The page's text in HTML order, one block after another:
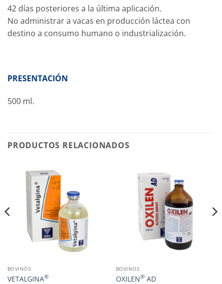
42 días posteriores a la última aplicación.
No administrar a vacas en producción láctea con
destino a consumo humano o industrialización.
PRESENTACIÓN
500 ml.
PRODUCTOS RELACIONADOS
BOVINOS
VETALGINA®
BOVINOS
OXILEN®AD